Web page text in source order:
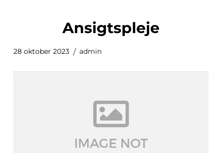
ansigtspleje
28 oktober 2023 admin